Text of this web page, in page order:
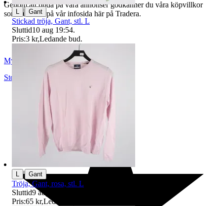
Genom att buda på våra annonser godkänner du våra köpvillkor
som du hittar på vår infosida här på Tradera.
Myrorna
Stockholm
Sverige
| Gant
Stickad tröja, Gant, stl. L
Sluttid10 aug 19:54.
Pris:3 kr,Ledande bud.
| Gant
Tröja, Gant, rosa, stl. L
Sluttid9 aug 18:05
Pris:65 kr,Ledande bud